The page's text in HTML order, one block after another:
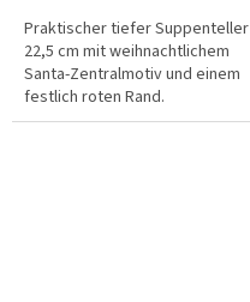
Praktischer tiefer Suppenteller
22,5 cm mit weihnachtlichem
Santa-Zentralmotiv und einem
festlich roten Rand.